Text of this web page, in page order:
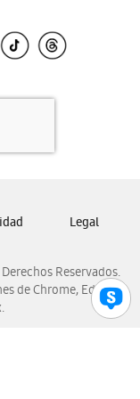
Reservados.
de Chrome, Edge,
Legal